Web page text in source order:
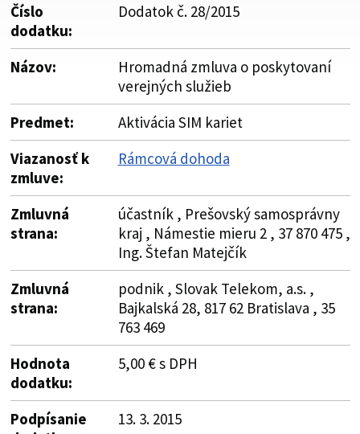
Číslo
dodatku:
Dodatok č. 28/2015
Názov:
Hromadná zmluva o poskytovaní
verejných služieb
Predmet:
Aktivácia SIM kariet
Viazanosť k
zmluve:
Rámcová dohoda
Zmluvná
strana:
účastník , Prešovský samosprávny
kraj , Námestie mieru 2 , 37 870 475 ,
Ing. Štefan Matejčík
Zmluvná
strana:
podnik , Slovak Telekom, a.s. ,
Bajkalská 28, 817 62 Bratislava , 35
763 469
Hodnota
dodatku:
5,00 € s DPH
Podpísanie
13. 3. 2015